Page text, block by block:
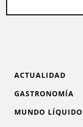
ACTUALIDAD
GASTRONOMÍA
MUNDO LÍQUIDO